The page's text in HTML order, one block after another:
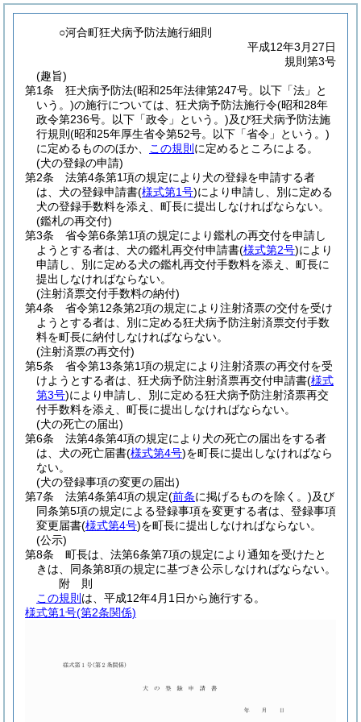
○河合町狂犬病予防法施行細則
平成12年3月27日
規則第3号
(趣旨)
第1条
狂犬病予防法(昭和25年法律第247号。以下「法」と
いう。)の施行については、狂犬病予防法施行令(昭和28年
政令第236号。以下「政令」という。)及び狂犬病予防法施
行規則 (昭和25年厚生省令第52号。以下「省令」という。)
に定めるもののほか、
この規則 に定めるところによる。
(犬の登録の申請)
第2条
法第4条第1項の規定により犬の登録を申請する者
は、犬の登録申請書(様式第1号)により申請し、別に定める
犬の登録手数料を添え、町長に提出しなければならない。
(鑑札の再交付)
第3条
省令第6条第1項の規定により鑑札の再交付を申請し
ようとする者は、犬の鑑札再交付申請書(様式第2号)により
申請し、別に定める犬の鑑札再交付手数料を添え、町長に
提出しなければならない。
(注射済票交付手数料の納付)
第4条
省令第12条第2項の規定により注射済票の交付を受け
ようとする者は、別に定める狂犬病予防注射済票交付手数
料を町長に納付しなければならない。
(注射済票の再交付)
第5条
省令第13条第1項の規定により注射済票の再交付を受
けようとする者は、狂犬病予防注射済票再交付申請書(様式
第3号)により申請し、別に定める狂犬病予防注射済票再交
付手数料を添え、町長に提出しなければならない。
(犬の死亡の届出)
第6条
法第4条第4項の規定により犬の死亡の届出をする者
は、犬の死亡届書(様式第4号)を町長に提出しなければなら
ない。
(犬の登録事項の変更の届出)
第7条
法第4条第4項の規定(前条に掲げるものを除く。)及び
同条第5項の規定による登録事項を変更する者は、登録事項
変更届書(様式第4号)を町長に提出しなければならない。
(公示)
第8条
町長は、法第6条第7項の規定により通知を受けたと
きは、同条第8項の規定に基づき公示しなければならない。
附 則
この規則 は、平成12年4月1日から施行する。
様式第1号(第2条関係)